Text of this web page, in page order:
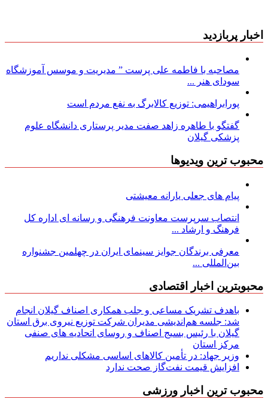
اخبار پربازدید
مصاحبه با فاطمه علی پرست ” مدیریت و موسس آموزشگاه
سودای هنر ...
پورابراهیمی: توزیع کالابرگ به نفع مردم است
گفتگو با طاهره زاهد صفت مدیر پرستاری دانشگاه علوم
پزشکی گیلان
محبوب ترین ویدیوها
پیام های جعلی یارانه معیشتی
انتصاب سرپرست معاونت فرهنگی و رسانه ای اداره کل
فرهنگ و ارشاد ...
معرفی برندگان جوایز سینمای ایران در چهلمین جشنواره
بین‌المللی ...
محبوبترین اخبار اقتصادی
باهدف تشریک مساعی و جلب همکاری اصناف گیلان انجام
شد: جلسه هم‌اندیشی مدیران شركت توزیع نیروی برق استان
گیلان با رئیس بسیج اصناف و روسای اتحادیه های صنفی
مركز استان
وزیر جهاد: در تأمین کالاهای اساسی مشکلی نداریم
افزایش قیمت نفت‌گاز صحت ندارد
محبوب ترین اخبار ورزشی